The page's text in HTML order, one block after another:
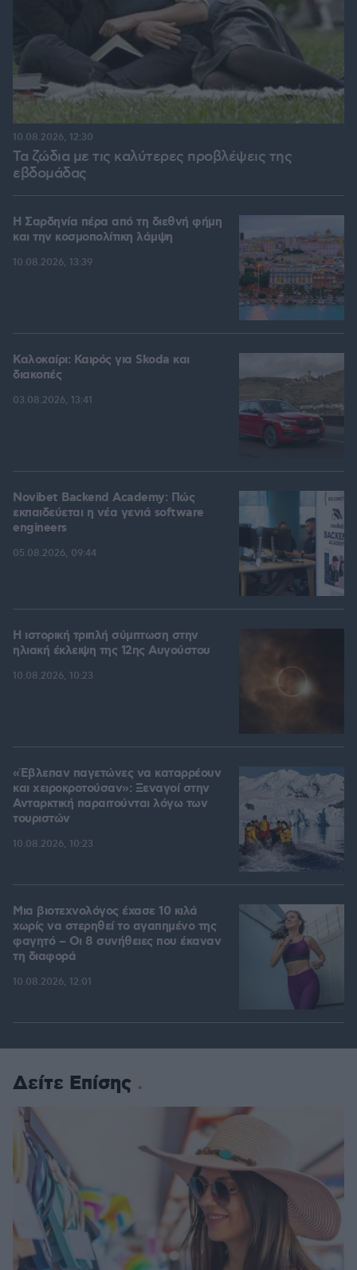
Τα ζώδια με τις καλύτερες προβλέψεις της
εβδομάδας
10.08.2026, 12:30
Η Σαρδηνία πέρα από τη διεθνή φήμη
και την κοσμοπολίτικη λάμψη
10.08.2026, 13:39
Καλοκαίρι: Καιρός για Skoda και
διακοπές
03.08.2026, 13:41
Novibet Backend Academy: Πώς
εκπαιδεύεται η νέα γενιά software
engineers
05.08.2026, 09:44
Η ιστορική τριπλή σύμπτωση στην
ηλιακή έκλειψη της 12ης Αυγούστου
10.08.2026, 10:23
«Έβλεπαν παγετώνες να καταρρέουν
και χειροκροτούσαν»: Ξεναγοί στην
Ανταρκτική παραιτούνται λόγω των
τουριστών
10.08.2026, 10:23
Μια βιοτεχνολόγος έχασε 10 κιλά
χωρίς να στερηθεί το αγαπημένο της
φαγητό – Οι 8 συνήθειες που έκαναν
τη διαφορά
10.08.2026, 12:01
Δείτε Επίσης